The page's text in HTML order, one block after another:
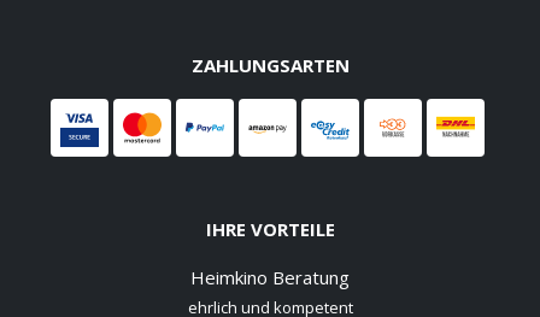
ZAHLUNGSARTEN
IHRE VORTEILE
Heimkino Beratung
ehrlich und kompetent